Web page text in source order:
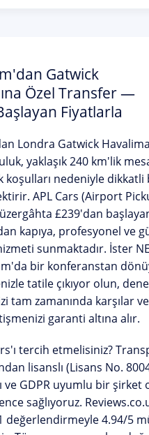
Gatwick
Özel Transfer —
Fiyatlarla
Londra Gatwick
yaklaşık 240 km'lik
koşulları nedeniyle dikkatli
APL Cars (Airport
£239'dan
kapıya, profesyonel ve
sunmaktadır. İster
'da bir konferanstan
tatile çıkıyor olun,
tam zamanında karşılar ve
garanti altına alır.
tercih etmelisiniz?
lisanslı (Lisans No.
ve GDPR uyumlu bir şirket
sağlıyoruz.
değerlendirmeyle4.94/5